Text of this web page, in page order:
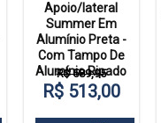
Apoio/lateral
Summer Em
Alumínio Preta -
Com Tampo De
Alumínio Ripado
R$ 589,95
R$ 513,00